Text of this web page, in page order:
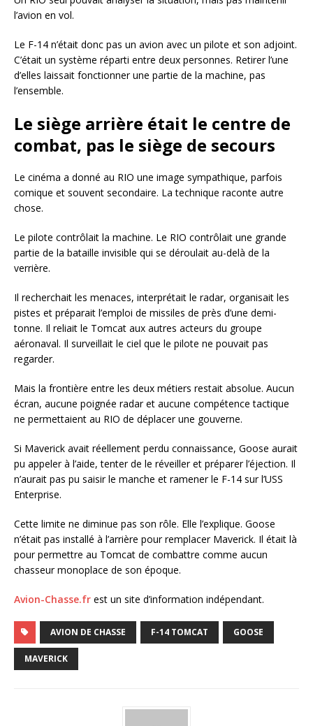
l’avion en vol.
Le F-14 n’était donc pas un avion avec un pilote et son adjoint.
C’était un système réparti entre deux personnes. Retirer l’une
d’elles laissait fonctionner une partie de la machine, pas
l’ensemble.
Le siège arrière était le centre de
combat, pas le siège de secours
Le cinéma a donné au RIO une image sympathique, parfois
comique et souvent secondaire. La technique raconte autre
chose.
Le pilote contrôlait la machine. Le RIO contrôlait une grande
partie de la bataille invisible qui se déroulait au-delà de la
verrière.
Il recherchait les menaces, interprétait le radar, organisait les
pistes et préparait l’emploi de missiles de près d’une demi-
tonne. Il reliait le Tomcat aux autres acteurs du groupe
aéronaval. Il surveillait le ciel que le pilote ne pouvait pas
regarder.
Mais la frontière entre les deux métiers restait absolue. Aucun
écran, aucune poignée radar et aucune compétence tactique
ne permettaient au RIO de déplacer une gouverne.
Si Maverick avait réellement perdu connaissance, Goose aurait
pu appeler à l’aide, tenter de le réveiller et préparer l’éjection. Il
n’aurait pas pu saisir le manche et ramener le F-14 sur l’USS
Enterprise.
Cette limite ne diminue pas son rôle. Elle l’explique. Goose
n’était pas installé à l’arrière pour remplacer Maverick. Il était là
pour permettre au Tomcat de combattre comme aucun
chasseur monoplace de son époque.
Avion-Chasse.fr est un site d’information indépendant.
AVION DE CHASSE F-14 TOMCAT GOOSE
MAVERICK